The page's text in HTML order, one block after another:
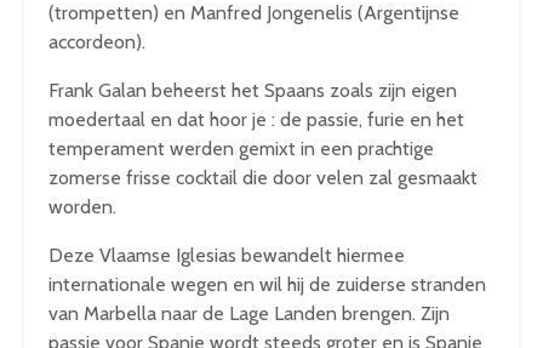
(trompetten) en Manfred Jongenelis (Argentijnse
accordeon).
Frank Galan beheerst het Spaans zoals zijn eigen
moedertaal en dat hoor je : de passie, furie en het
temperament werden gemixt in een prachtige
zomerse frisse cocktail die door velen zal gesmaakt
worden.
Deze Vlaamse Iglesias bewandelt hiermee
internationale wegen en wil hij de zuiderse stranden
van Marbella naar de Lage Landen brengen. Zijn
passie voor Spanje wordt steeds groter en is Spanje